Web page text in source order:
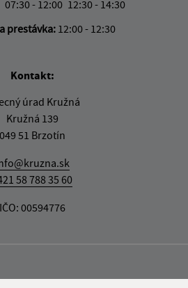
07:30 - 12:00 12:30 - 14:30
prestávka: 12:00 - 12:30
Kontakt:
úrad Kružná
Kružná 139
049 51 Brzotín
58 788 35 60
IČO: 00594776